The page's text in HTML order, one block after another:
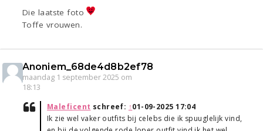
Die laatste foto
Toffe vrouwen.
Anoniem_68de4d8b2ef78
maandag 1 september 2025 om
18:13
Maleficent schreef: ↑01-09-2025 17:04
Ik zie wel vaker outfits bij celebs die ik spuuglelijk vind,